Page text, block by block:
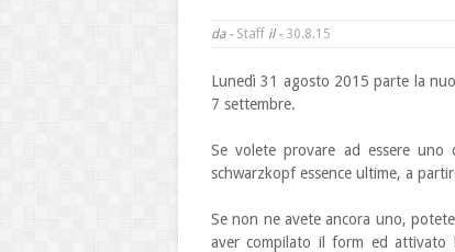
da - Staff il - 30.8.15
Lunedì 31 agosto 2015 parte la
7 settembre.
Se volete provare ad essere
schwarzkopf essence ultime, a
Se non ne avete ancora uno,
aver compilato il form ed attivato